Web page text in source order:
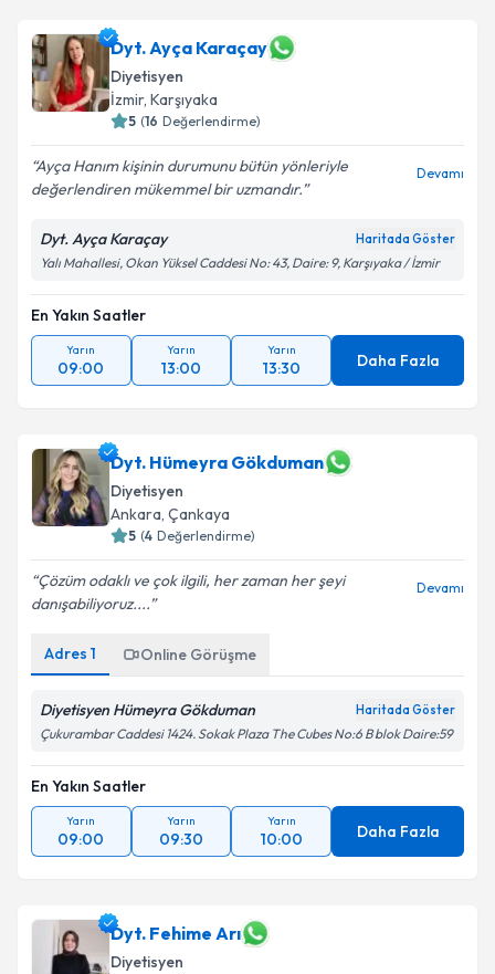
Dyt. Ayça Karaçay
Diyetisyen
İzmir, Karşıyaka
5 (16 Değerlendirme)
Ayça Hanım kişinin durumunu bütün yönleriyle
değerlendiren mükemmel bir uzmandır.
Devamı
Dyt. Ayça Karaçay Haritada Göster
Yalı Mahallesi, Okan Yüksel Caddesi No: 43, Daire: 9, Karşıyaka / İzmir
En Yakın Saatler
Yarın
09:00
Yarın
13:00
Yarın
13:30 Daha Fazla
Dyt. Hümeyra Gökduman
Diyetisyen
Ankara, Çankaya
5 (4 Değerlendirme)
Çözüm odaklı ve çok ilgili, her zaman her şeyi
danışabiliyoruz....
Devamı
Adres 1 Online Görüşme
Diyetisyen Hümeyra Gökduman Haritada Göster
Çukurambar Caddesi 1424. Sokak Plaza The Cubes No:6 B blok Daire:59
En Yakın Saatler
Yarın
09:00
Yarın
09:30
Yarın
10:00 Daha Fazla
Dyt. Fehime Arı
Diyetisyen